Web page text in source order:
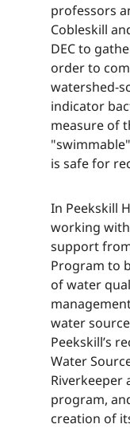
professors
Cobleskill
DEC to
order to
watershed-
indicator
measure of
is safe for recreation.​​​​‌
In Peekskill
working
support from
Program to
of water
water
Peekskill’s
Water
Riverkeeper
program,
creation of its plan.​​​​‌